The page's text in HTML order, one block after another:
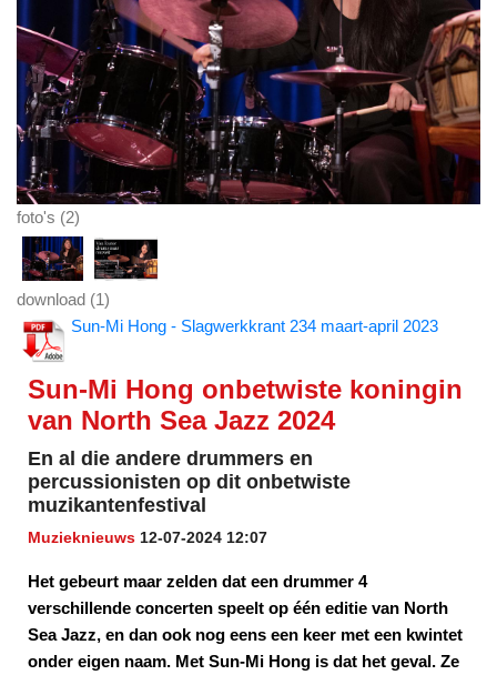
foto's (2)
download (1)
Sun-Mi Hong - Slagwerkkrant 234 maart-april 2023
Sun-Mi Hong onbetwiste koningin
van North Sea Jazz 2024
En al die andere drummers en
percussionisten op dit onbetwiste
muzikantenfestival
Muzieknieuws 12-07-2024 12:07
Het gebeurt maar zelden dat een drummer 4
verschillende concerten speelt op één editie van North
Sea Jazz, en dan ook nog eens een keer met een kwintet
onder eigen naam. Met Sun-Mi Hong is dat het geval. Ze